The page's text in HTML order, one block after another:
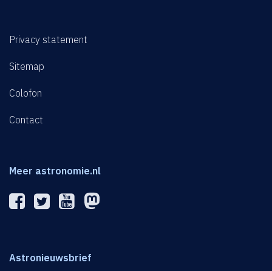
Privacy statement
Sitemap
Colofon
Contact
Meer astronomie.nl
Astronieuwsbrief